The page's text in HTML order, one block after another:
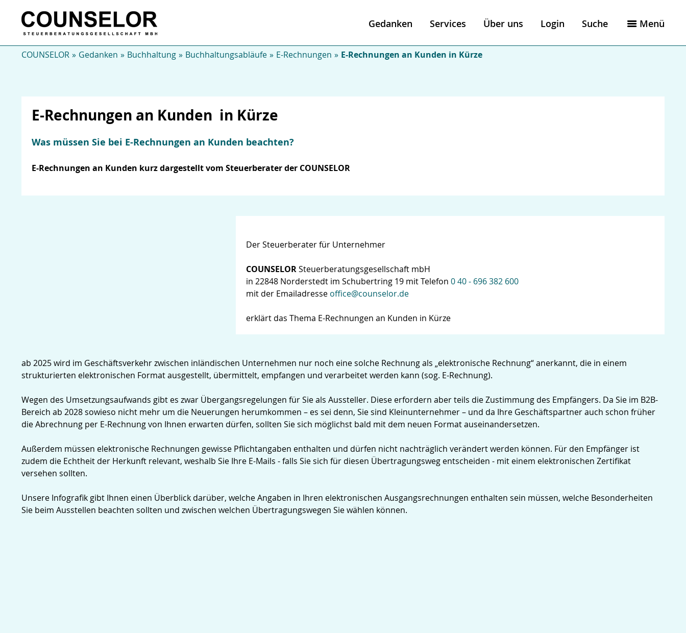
Gedanken Services Über uns Login Suche Menü
COUNSELOR Gedanken Buchhaltung Buchhaltungsabläufe E-Rechnungen E-Rechnungen an Kunden in Kürze
E-Rechnungen an Kunden in Kürze
Was müssen Sie bei E-Rechnungen an Kunden beachten?
E-Rechnungen an Kunden kurz dargestellt vom Steuerberater der COUNSELOR
Der Steuerberater für Unternehmer
COUNSELORSteuerberatungsgesellschaft mbH
in 22848 Norderstedt im Schubertring 19 mit Telefon 0 40 - 696 382 600
mit der Emailadresse office@counselor.de
erklärt das Thema E-Rechnungen an Kunden in Kürze
ab 2025 wird im Geschäftsverkehr zwischen inländischen Unternehmen nur noch eine solche Rechnung als „elektronische Rechnung“ anerkannt, die in einem
strukturierten elektronischen Format ausgestellt, übermittelt, empfangen und verarbeitet werden kann (sog. E-Rechnung).
Wegen des Umsetzungsaufwands gibt es zwar Übergangsregelungen für Sie als Aussteller. Diese erfordern aber teils die Zustimmung des Empfängers. Da Sie im B2B-
Bereich ab 2028 sowieso nicht mehr um die Neuerungen herumkommen – es sei denn, Sie sind Kleinunternehmer – und da Ihre Geschäftspartner auch schon früher
die Abrechnung per E-Rechnung von Ihnen erwarten dürfen, sollten Sie sich möglichst bald mit dem neuen Format auseinandersetzen.
Außerdem müssen elektronische Rechnungen gewisse Pflichtangaben enthalten und dürfen nicht nachträglich verändert werden können. Für den Empfänger ist
zudem die Echtheit der Herkunft relevant, weshalb Sie Ihre E-Mails - falls Sie sich für diesen Übertragungsweg entscheiden - mit einem elektronischen Zertifikat
versehen sollten.
Unsere Infografik gibt Ihnen einen Überblick darüber, welche Angaben in Ihren elektronischen Ausgangsrechnungen enthalten sein müssen, welche Besonderheiten
Sie beim Ausstellen beachten sollten und zwischen welchen Übertragungswegen Sie wählen können.